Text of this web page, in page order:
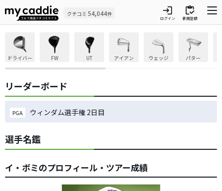
クチコミ 54,044件 login
ログイン
inventory
新規登録
ドライバー FW UT アイアン ウェッジ パター
リーダーボード
PGA ウィンダム選手権 2日目
選手名鑑
イ・ボミのプロフィール・ツアー成績